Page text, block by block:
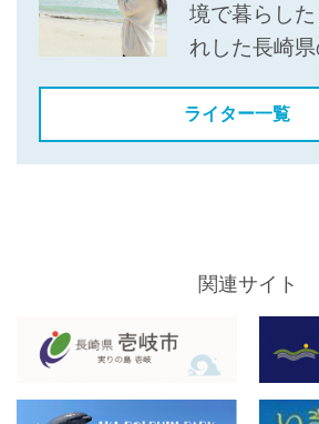
境で暮らし
れした長崎
ライター一覧
関連サイト